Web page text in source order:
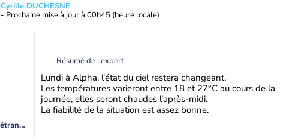
Cyrille DUCHESNE
- Prochaine mise à jour à 00h45 (heure locale)
Actualités Météo à l'étranger
Résumé de l’expert
Lundi à Alpha, l'état du ciel restera changeant.
Les températures varieront entre 18 et 27°C au cours de la
journée, elles seront chaudes l'après-midi.
La fiabilité de la situation est assez bonne.